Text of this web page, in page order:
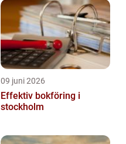
09 juni 2026
Effektiv bokföring i
stockholm